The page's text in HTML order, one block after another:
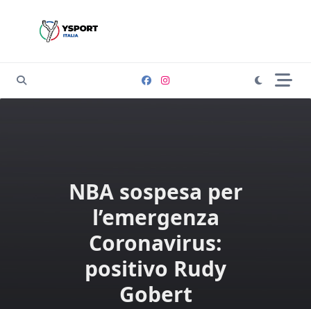
NBA sospesa per
l’emergenza
Coronavirus:
positivo Rudy
Gobert